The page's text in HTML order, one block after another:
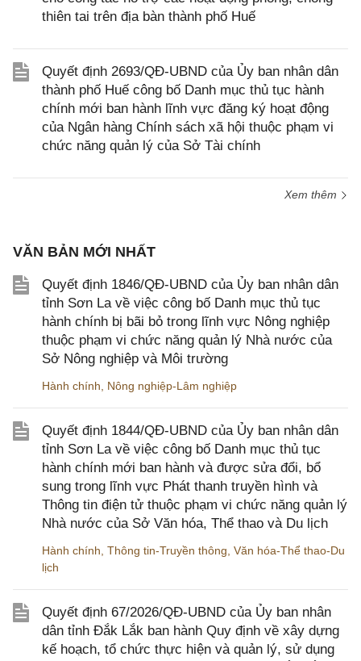
thiên tai trên địa bàn thành phố Huế
Quyết định 2693/QĐ-UBND của Ủy ban nhân dân
thành phố Huế công bố Danh mục thủ tục hành
chính mới ban hành lĩnh vực đăng ký hoạt động
của Ngân hàng Chính sách xã hội thuộc phạm vi
chức năng quản lý của Sở Tài chính
Xem thêm
VĂN BẢN MỚI NHẤT
Quyết định 1846/QĐ-UBND của Ủy ban nhân dân
tỉnh Sơn La về việc công bố Danh mục thủ tục
hành chính bị bãi bỏ trong lĩnh vực Nông nghiệp
thuộc phạm vi chức năng quản lý Nhà nước của
Sở Nông nghiệp và Môi trường
Hành chính Nông nghiệp-Lâm nghiệp
Quyết định 1844/QĐ-UBND của Ủy ban nhân dân
tỉnh Sơn La về việc công bố Danh mục thủ tục
hành chính mới ban hành và được sửa đổi, bổ
sung trong lĩnh vực Phát thanh truyền hình và
Thông tin điện tử thuộc phạm vi chức năng quản lý
Nhà nước của Sở Văn hóa, Thể thao và Du lịch
Hành chính Thông tin-Truyền thông Văn hóa-Thể thao-Du
lịch
Quyết định 67/2026/QĐ-UBND của Ủy ban nhân
dân tỉnh Đắk Lắk ban hành Quy định về xây dựng
kế hoạch, tổ chức thực hiện và quản lý, sử dụng